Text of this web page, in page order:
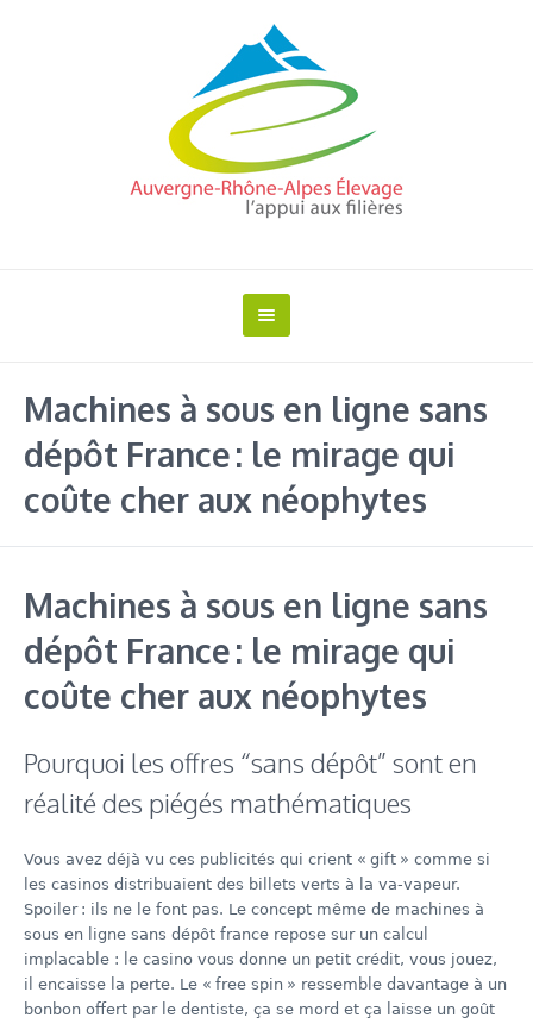
Machines à sous en ligne sans
dépôt France : le mirage qui
coûte cher aux néophytes
Machines à sous en ligne sans
dépôt France : le mirage qui
coûte cher aux néophytes
Pourquoi les offres “sans dépôt” sont en
réalité des piégés mathématiques
Vous avez déjà vu ces publicités qui crient « gift » comme si
les casinos distribuaient des billets verts à la va‑vapeur.
Spoiler : ils ne le font pas. Le concept même de machines à
sous en ligne sans dépôt france repose sur un calcul
implacable : le casino vous donne un petit crédit, vous jouez,
il encaisse la perte. Le « free spin » ressemble davantage à un
bonbon offert par le dentiste, ça se mord et ça laisse un goût